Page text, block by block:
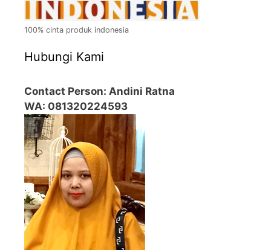
100% cinta produk indonesia
Hubungi Kami
Contact Person: Andini Ratna
WA: 081320224593